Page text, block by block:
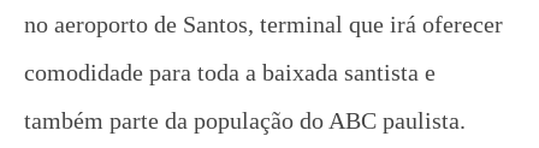
no aeroporto de Santos, terminal que irá oferecer
comodidade para toda a baixada santista e
também parte da população do ABC paulista.